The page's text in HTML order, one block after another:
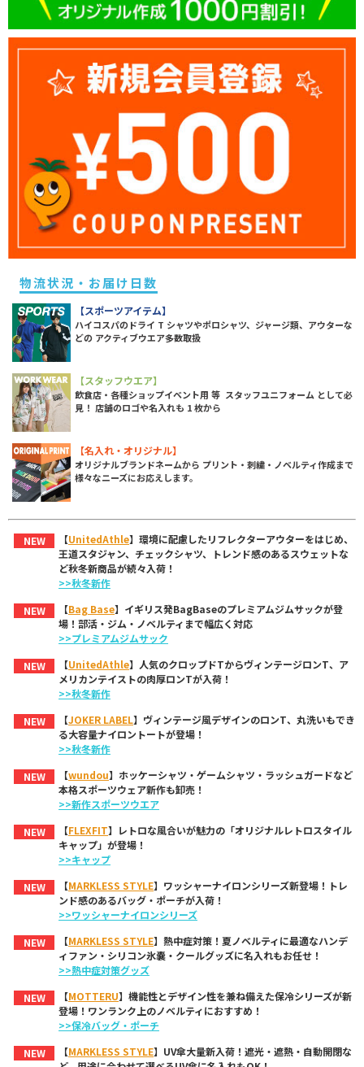
物流状況・お届け日数
【スポーツアイテム】
ハイコスパのドライ T シャツやポロシャツ、ジャージ類、アウターな
どの アクティブウエア多数取扱
【スタッフウエア】
飲食店・各種ショップイベント用 等 スタッフユニフォーム として必
見！ 店舗のロゴや名入れも 1 枚から
【名入れ・オリジナル】
オリジナルブランドネームから プリント・刺繍・ノベルティ作成まで
様々なニーズにお応えします。
NEW 【UnitedAthle】環境に配慮したリフレクターアウターをはじめ、
王道スタジャン、チェックシャツ、トレンド感のあるスウェットな
ど秋冬新商品が続々入荷！
>>秋冬新作
NEW
【Bag Base】イギリス発BagBaseのプレミアムジムサックが登
場！部活・ジム・ノベルティまで幅広く対応
>>プレミアムジムサック
NEW
【UnitedAthle】人気のクロップドTからヴィンテージロンT、ア
メリカンテイストの肉厚ロンTが入荷！
>>秋冬新作
NEW
【JOKER LABEL】ヴィンテージ風デザインのロンT、丸洗いもでき
る大容量ナイロントートが登場！
>>秋冬新作
NEW
【wundou】ホッケーシャツ・ゲームシャツ・ラッシュガードなど
本格スポーツウェア新作も卸売！
>>新作スポーツウエア
NEW
【FLEXFIT】レトロな風合いが魅力の「オリジナルレトロスタイル
キャップ」が登場！
>>キャップ
NEW
【MARKLESS STYLE】ワッシャーナイロンシリーズ新登場！トレ
ンド感のあるバッグ・ポーチが入荷！
>>ワッシャーナイロンシリーズ
NEW
【MARKLESS STYLE】熱中症対策！夏ノベルティに最適なハンデ
ィファン・シリコン氷嚢・クールグッズに名入れもお任せ！
>>熱中症対策グッズ
NEW
【MOTTERU】機能性とデザイン性を兼ね備えた保冷シリーズが新
登場！ワンランク上のノベルティにおすすめ！
>>保冷バッグ・ポーチ
NEW
【MARKLESS STYLE】UV傘大量新入荷！遮光・遮熱・自動開閉な